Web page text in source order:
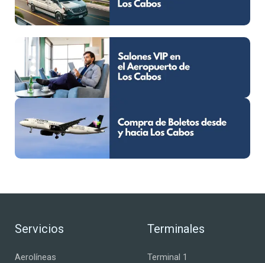
Servicios
Aerolíneas
Terminales
Terminal 1